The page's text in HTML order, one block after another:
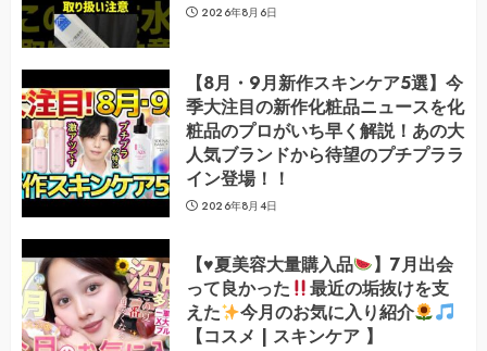
2026年8月6日
【8月・9月新作スキンケア5選】今
季大注目の新作化粧品ニュースを化
粧品のプロがいち早く解説！あの大
人気ブランドから待望のプチプララ
イン登場！！
2026年8月4日
【♥️夏美容大量購入品
】7月出会
って良かった
最近の垢抜けを支
えた
今月のお気に入り紹介
【コスメ | スキンケア 】